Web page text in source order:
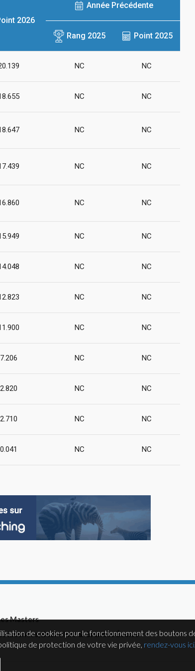
2026
Année Précédente
Rang 2025 Point 2025
NC NC
NC NC
NC NC
NC NC
NC NC
NC NC
NC NC
NC NC
NC NC
7.206 NC NC
2.820 NC NC
2.710 NC NC
0.041 NC NC
Masters
Licences, Bachelors & Grandes Écoles
de cookies pour le fonctionnement des boutons
de protection de votre vie privée, rendez-vous ici